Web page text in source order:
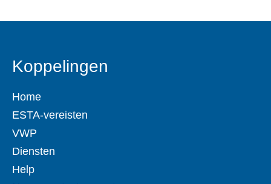
Koppelingen
Home
ESTA-vereisten
VWP
Diensten
Help